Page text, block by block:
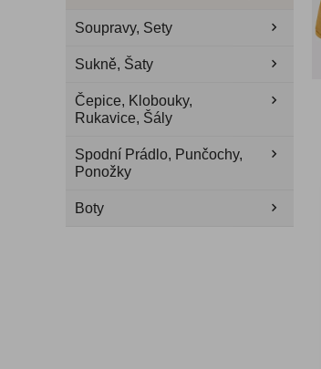
Soupravy, Sety
Sukně, Šaty
Čepice, Klobouky,
Rukavice, Šály
Spodní Prádlo, Punčochy,
Ponožky
Boty